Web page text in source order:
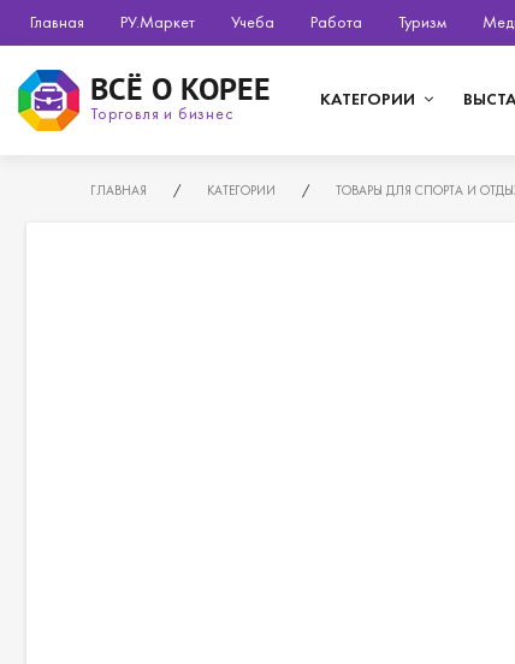
Главная РУ.Маркет Учеба Работа Туризм
ВСЁ О КОРЕЕ
Торговля и бизнес
КАТЕГОРИИ
ГЛАВНАЯ / КАТЕГОРИИ / ТОВАРЫ ДЛЯ СПОРТА И